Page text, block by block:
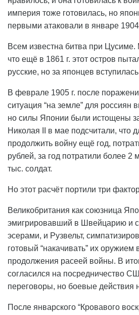
империя тоже готовилась, но
первыми атаковали в январе 1904
Всем известна битва при
что ещё в 1861 г. этот остров
русские, но за японцев
В феврале 1905 г. после
ситуация “на земле” для россиян
но силы Японии были истощены
Николая II в мае подсчитали, что
продолжить войну ещё год,
рублей, за год потратили более 2
тыс. солдат.
Но этот расчёт портили три
Великобритания как союзница
эмигрировавший в Швейцарию и
эсерами, и Рузвельт,
готовый “накачивать” их оружием
продолжения расеей войны. В
согласился на посредничество
переговоры, но боевые действия
После январского “Кровавого